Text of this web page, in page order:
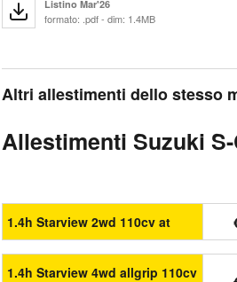
Listino Mar'26
formato: .pdf - dim: 1.4MB
Altri allestimenti dello stesso
Allestimenti Suzuki
1.4h Starview 2wd 110cv at
1.4h Starview 4wd allgrip 110cv